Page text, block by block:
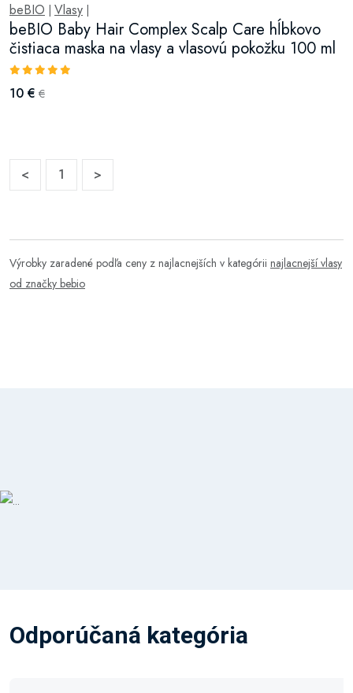
beBIO Vlasy
beBIO Baby Hair Complex Scalp Care hĺbkovo
čistiaca maska na vlasy a vlasovú pokožku 100 ml
10 € €
< 1 >
Výrobky zaradené podľa ceny z najlacnejších v kategórii najlacnejší vlasy
od značky bebio
Odporúčaná kategória